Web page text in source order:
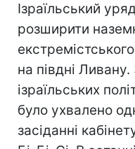
Ізраїльський
розширити
на півдні
ізраїльських
було ухвалено
засіданні